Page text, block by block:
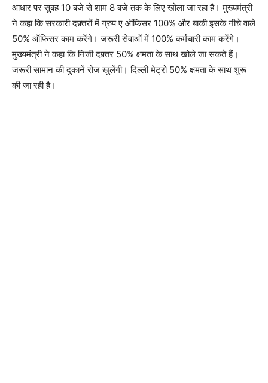
आधार पर सुबह 10 बजे से शाम 8 बजे तक के लिए खोला जा रहा है। मुख्यमंत्री
ने कहा कि सरकारी दफ़्तरों में ग्रुप ए ऑफिसर 100% और बाकी इसके नीचे वाले
50% ऑफिसर काम करेंगे। जरूरी सेवाओं में 100% कर्मचारी काम करेंगे।
मुख्यमंत्री ने कहा कि निजी दफ़्तर 50% क्षमता के साथ खोले जा सकते हैं।
जरूरी सामान की दुकानें रोज खुलेंगी। दिल्ली मेट्रो 50% क्षमता के साथ शुरू
की जा रही है।